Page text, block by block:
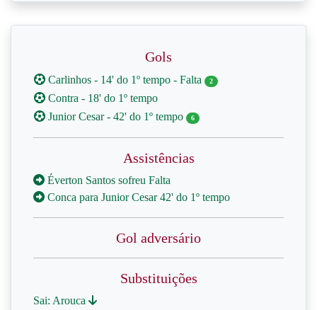
Gols
Carlinhos - 14' do 1º tempo - Falta 2
Contra - 18' do 1º tempo
Junior Cesar - 42' do 1º tempo
6
Assistências
Éverton Santos sofreu Falta
Conca para Junior Cesar 42' do 1º tempo
Gol adversário
Substituições
Sai: Arouca